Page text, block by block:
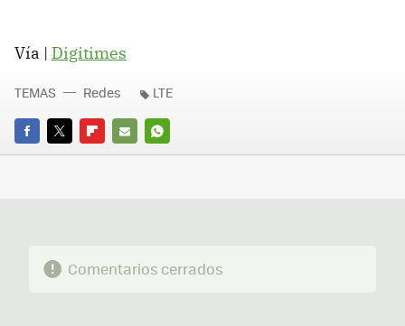
Vía | Digitimes
FACEBOOK
TWITTERFLIPBOARD
E-
WHATSAPP
TEMAS Redes LTE
Comentarios cerrados